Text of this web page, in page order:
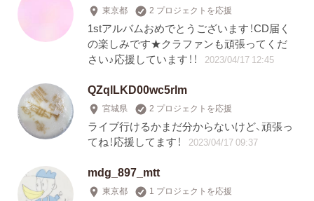
東京都 2 プロジェクトを応援
1stアルバムおめでとうございます！CD届く
の楽しみです★クラファンも頑張ってくだ
さい♪応援しています！！
2023/04/17 12:45
QZqlLKD00wc5rlm
宮城県 2 プロジェクトを応援
ライブ行けるかまだ分からないけど、頑張っ
てね！応援してます！
2023/04/17 09:37
mdg_897_mtt
東京都 1 プロジェクトを応援